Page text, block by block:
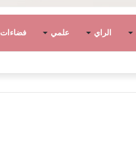
الراي علمي فضاءات